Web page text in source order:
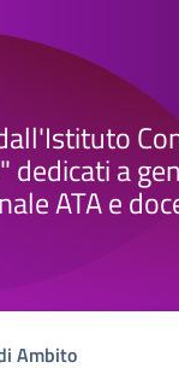
dedicati a
ATA e
Ambito